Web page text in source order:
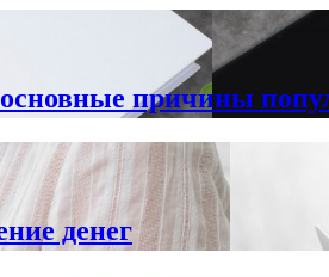
причины
денег